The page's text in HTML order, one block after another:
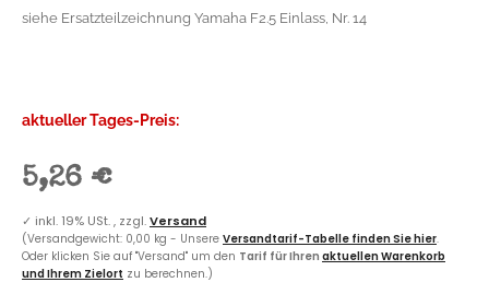
siehe Ersatzteilzeichnung Yamaha F2.5 Einlass, Nr. 14
aktueller Tages-Preis:
5,26 €
✓ inkl. 19% USt. , zzgl.Versand
(Versandgewicht: 0,00 kg - Unsere Versandtarif-Tabelle finden Sie hier.
Oder klicken Sie auf "Versand" um den Tarif für Ihren aktuellen Warenkorb
und Ihrem Zielort zu berechnen.)